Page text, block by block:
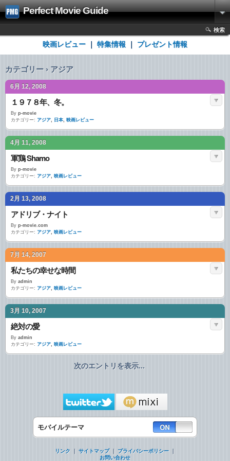
Perfect Movie Guide
検索
映画レビュー 特集情報 プレゼント情報
カテゴリー › アジア
6月 12, 2008
１９７８年、冬。
By p-movie
カテゴリー: アジア, 日本, 映画レビュー
4月 11, 2008
軍鶏 Shamo
By p-movie
カテゴリー: アジア, 映画レビュー
2月 13, 2008
アドリブ・ナイト
By p-movie.com
カテゴリー: アジア, 映画レビュー
7月 14, 2007
私たちの幸せな時間
By admin
カテゴリー: アジア, 映画レビュー
3月 10, 2007
絶対の愛
By admin
カテゴリー: アジア, 映画レビュー
次のエントリを表示...
モバイルテーマ
リンク ｜ サイトマップ｜ プライバシーポリシー｜
お問い合わせ